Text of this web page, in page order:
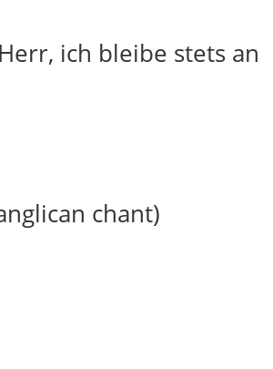
ich bleibe stets an
chant)